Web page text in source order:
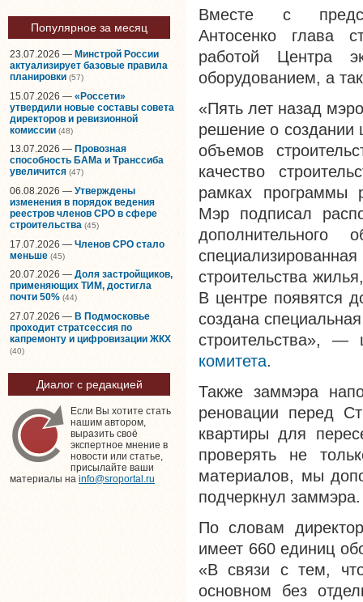
Популярное за месяц
23.07.2026 — Минстрой России
актуализирует базовые правила
планировки (57)
15.07.2026 — «Россети»
утвердили новые составы совета
директоров и ревизионной
комиссии (48)
13.07.2026 — Провозная
способность БАМа и Транссиба
увеличится (47)
06.08.2026 — Утверждены
изменения в порядок ведения
реестров членов СРО в сфере
строительства (45)
17.07.2026 — Членов СРО стало
меньше (45)
20.07.2026 — Доля застройщиков,
применяющих ТИМ, достигла
почти 50% (44)
27.07.2026 — В Подмосковье
проходит стратсессия по
капремонту и цифровизации ЖКХ
(40)
Диалог с редакцией
Если Вы хотите стать
нашим автором,
выразить своё
экспертное мнение в
новости или статье,
присылайте ваши
материалы на info@sroportal.ru
Вместе с
Антосенко глава
работой Центра
оборудованием, а
«Пять лет назад
решение о создании
объемов
качество
рамках программы
Мэр подписал
дополнительного
строительства
В центре появятся
создана
строительства», —
комитета.
Также заммэра
реновации перед
квартиры для
проверять не
материалов, мы
подчеркнул заммэра.
По словам
имеет 660 единиц
«В связи с тем,
основном без